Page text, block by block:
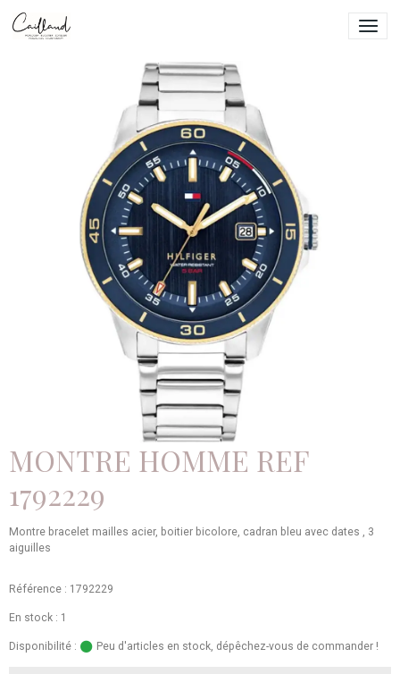
MONTRE HOMME REF
1792229
Montre bracelet mailles acier, boitier bicolore, cadran bleu avec dates , 3
aiguilles
Référence : 1792229
En stock : 1
Disponibilité : Peu d'articles en stock, dépêchez-vous de commander !